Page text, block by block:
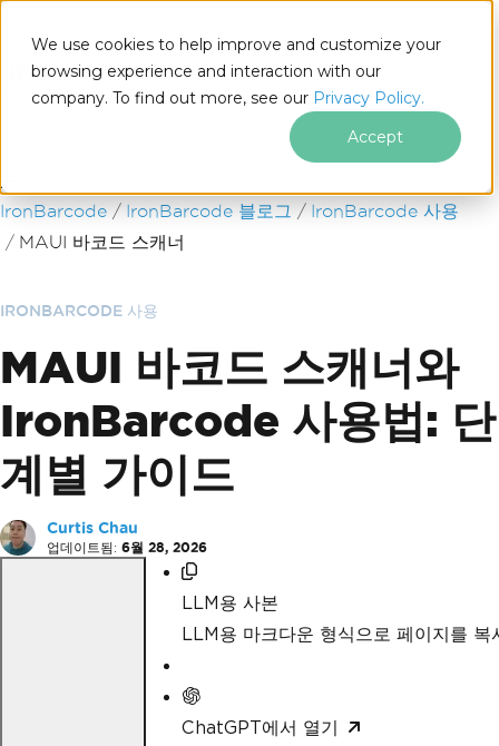
We use cookies to help improve and customize your
browsing experience and interaction with our
company. To find out more, see our Privacy Policy.
Accept
푸터 콘텐츠로 바로가기
IronBarcode IronBarcode 블로그
IronBarcode 사용
MAUI 바코드 스캐너
IRONBARCODE 사용
MAUI 바코드 스캐너와
IronBarcode 사용법: 단
계별 가이드
Curtis Chau
업데이트됨: 6월 28, 2026
LLM용 사본
LLM용 마크다운 형식으로 페이지를 복
ChatGPT에서 열기